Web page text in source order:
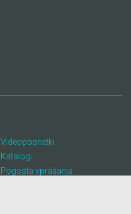
Videoposnetki
Katalogi
Pogosta vprašanja